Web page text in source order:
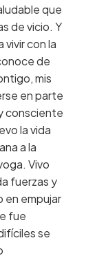
que
de vicio. Y
con la
de
mis
en parte
consciente
la vida
a la
Vivo
fuerzas y
en empujar
fue
se